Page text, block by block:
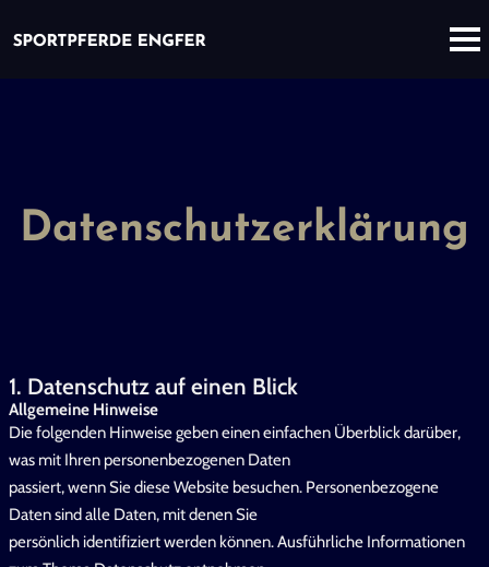
Datenschutzerklärung
1. Datenschutz auf einen Blick
Allgemeine Hinweise
Die folgenden Hinweise geben einen einfachen Überblick darüber,
was mit Ihren personenbezogenen Daten
passiert, wenn Sie diese Website besuchen. Personenbezogene
Daten sind alle Daten, mit denen Sie
persönlich identifiziert werden können. Ausführliche Informationen